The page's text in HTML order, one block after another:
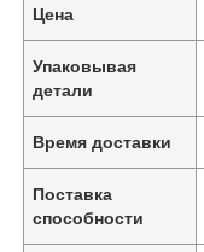
Цена
Упаковывая
детали
Время доставки
Поставка
способности